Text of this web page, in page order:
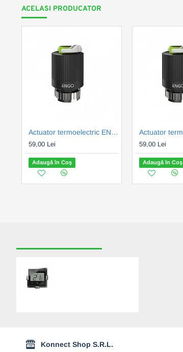
ACELASI PRODUCATOR
Actuator termoelectric ENGO 230V, M30x1.5, normal închis (ENGE30NC230)
59,00 Lei
Adaugă în Coş
59,00 Lei
Adaugă în Coş
Konnect Shop S.R.L.